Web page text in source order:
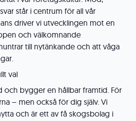
står i centrum för all vår
driver vi utvecklingen mot en
och välkomnande
till nytänkande och att våga
val
och bygger en hållbar framtid. För
– men också för dig själv. Vi
och är ett av få skogsbolag i